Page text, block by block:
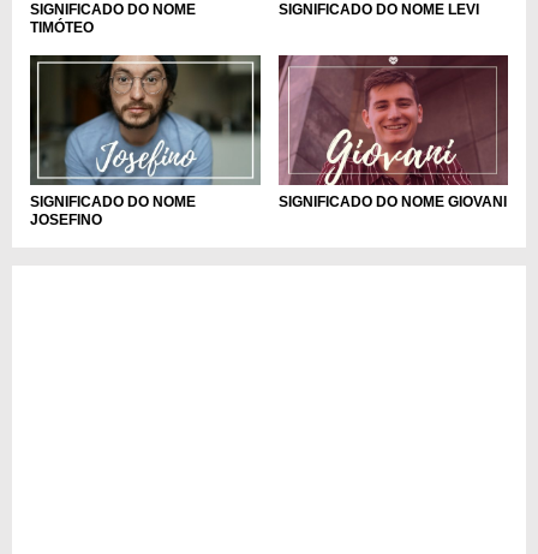
SIGNIFICADO DO NOME
TIMÓTEO
SIGNIFICADO DO NOME LEVI
SIGNIFICADO DO NOME
JOSEFINO
SIGNIFICADO DO NOME GIOVANI